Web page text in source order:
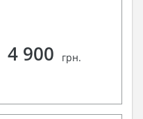
4 900 грн.